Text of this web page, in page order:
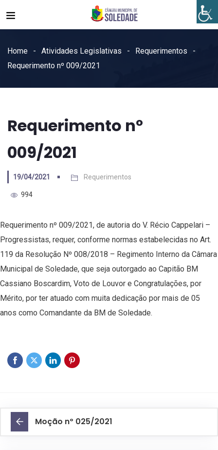
Home Atividades Legislativas
Requerimentos
Requerimento nº 009/2021
Requerimento nº
009/2021
19/04/2021 Requerimentos
994
Requerimento nº 009/2021, de autoria do V. Récio Cappelari –
Progressistas, requer, conforme normas estabelecidas no Art.
119 da Resolução Nº 008/2018 – Regimento Interno da Câmara
Municipal de Soledade, que seja outorgado ao Capitão BM
Cassiano Boscardim, Voto de Louvor e Congratulações, por
Mérito, por ter atuado com muita dedicação por mais de 05
anos como Comandante da BM de Soledade.
Moção nº 025/2021